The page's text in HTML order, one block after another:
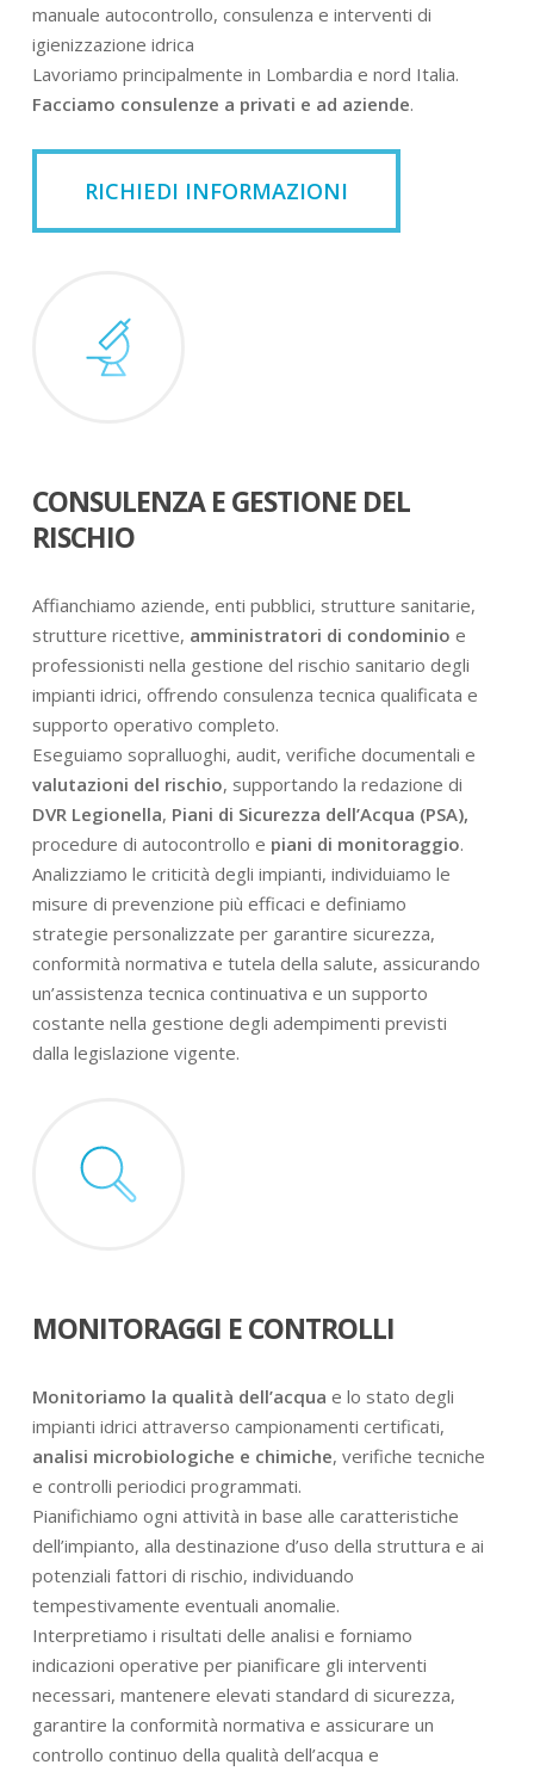
manuale autocontrollo, consulenza e interventi di
igienizzazione idrica
Lavoriamo principalmente in Lombardia e nord Italia.
Facciamo consulenze a privati e ad aziende.
RICHIEDI INFORMAZIONI
CONSULENZA E GESTIONE DEL
RISCHIO
Affianchiamo aziende, enti pubblici, strutture sanitarie,
strutture ricettive, amministratori di condominio e
professionisti nella gestione del rischio sanitario degli
impianti idrici, offrendo consulenza tecnica qualificata e
supporto operativo completo.
Eseguiamo sopralluoghi, audit, verifiche documentali e
valutazioni del rischio, supportando la redazione di
DVR Legionella, Piani di Sicurezza dell’Acqua (PSA),
procedure di autocontrollo e piani di monitoraggio.
Analizziamo le criticità degli impianti, individuiamo le
misure di prevenzione più efficaci e definiamo
strategie personalizzate per garantire sicurezza,
conformità normativa e tutela della salute, assicurando
un’assistenza tecnica continuativa e un supporto
costante nella gestione degli adempimenti previsti
dalla legislazione vigente.
MONITORAGGI E CONTROLLI
Monitoriamo la qualità dell’acqua e lo stato degli
impianti idrici attraverso campionamenti certificati,
analisi microbiologiche e chimiche, verifiche tecniche
e controlli periodici programmati.
Pianifichiamo ogni attività in base alle caratteristiche
dell’impianto, alla destinazione d’uso della struttura e ai
potenziali fattori di rischio, individuando
tempestivamente eventuali anomalie.
Interpretiamo i risultati delle analisi e forniamo
indicazioni operative per pianificare gli interventi
necessari, mantenere elevati standard di sicurezza,
garantire la conformità normativa e assicurare un
controllo continuo della qualità dell’acqua e